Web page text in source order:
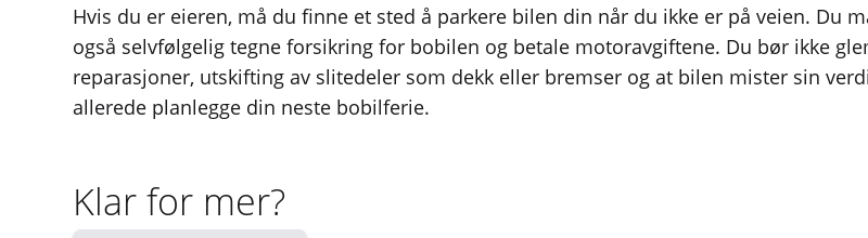
Hvis du er eieren, må du finne et sted å parkere bilen din når du ikke er på veien. Du
også selvfølgelig tegne forsikring for bobilen og betale motoravgiftene. Du bør ikke
reparasjoner, utskifting av slitedeler som dekk eller bremser og at bilen mister sin
allerede planlegge din neste bobilferie.
Klar for mer?